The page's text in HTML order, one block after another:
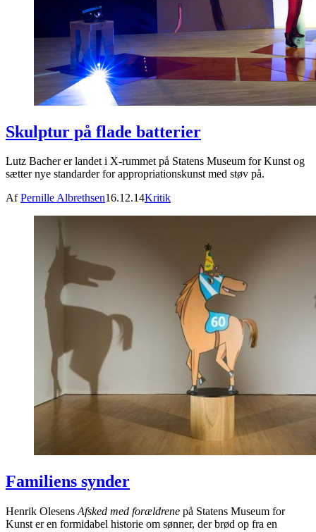
Skulptur på flade batterier
Lutz Bacher er landet i X-rummet på Statens Museum for Kunst og
sætter nye standarder for appropriationskunst med støv på.
AfPernille Albrethsen16.12.14Kritik
Familiens synder
Henrik Olesens Afsked med forældrene på Statens Museum for
Kunst er en formidabel historie om sønner, der brød op fra en